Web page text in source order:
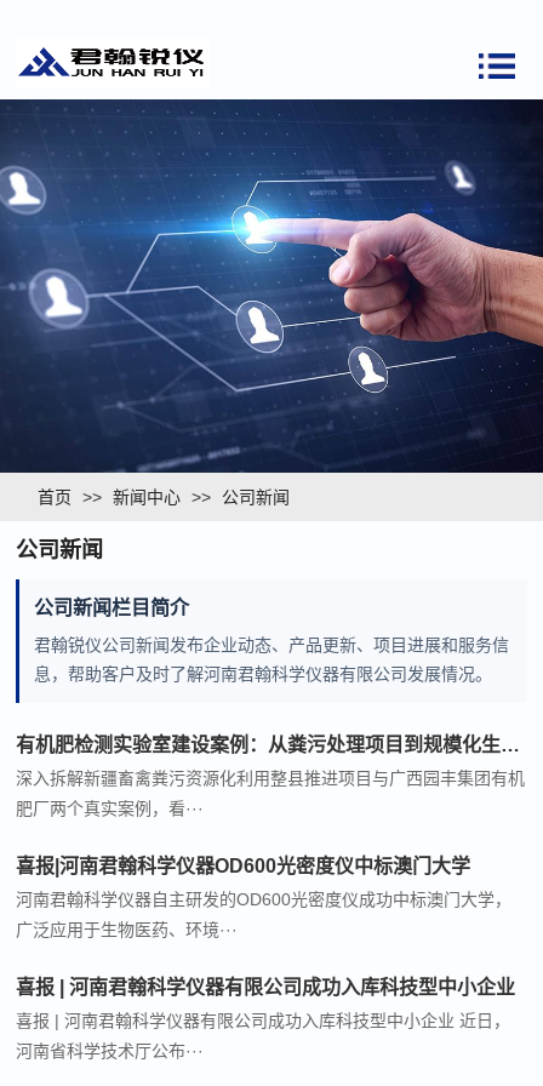
首页 >> 新闻中心 >> 公司新闻
公司新闻
公司新闻栏目简介
君翰锐仪公司新闻发布企业动态、产品更新、项目进展和服务信
息，帮助客户及时了解河南君翰科学仪器有限公司发展情况。
有机肥检测实验室建设案例：从粪污处理项目到规模化生产的方案落地
深入拆解新疆畜禽粪污资源化利用整县推进项目与广西园丰集团有机
肥厂两个真实案例，看···
喜报|河南君翰科学仪器OD600光密度仪中标澳门大学
河南君翰科学仪器自主研发的OD600光密度仪成功中标澳门大学，
广泛应用于生物医药、环境···
喜报 | 河南君翰科学仪器有限公司成功入库科技型中小企业
喜报 | 河南君翰科学仪器有限公司成功入库科技型中小企业 近日，
河南省科学技术厅公布···